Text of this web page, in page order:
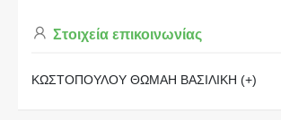
Στοιχεία επικοινωνίας
ΚΩΣΤΟΠΟΥΛΟΥ ΘΩΜΑΗ ΒΑΣΙΛΙΚΗ (+)